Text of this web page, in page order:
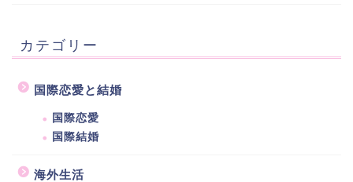
カテゴリー
国際恋愛と結婚
国際恋愛
国際結婚
海外生活